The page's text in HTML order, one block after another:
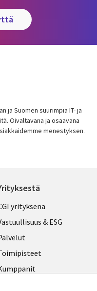
ja Suomen suurimpia IT- ja
Oivaltavana ja osaavana
menestyksen.
yrityksenä
& ESG